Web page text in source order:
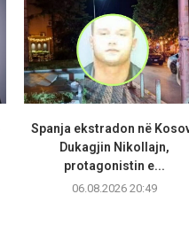
Spanja ekstradon në
Dukagjin Nikollajn,
protagonistin e...
06.08.2026 20:49